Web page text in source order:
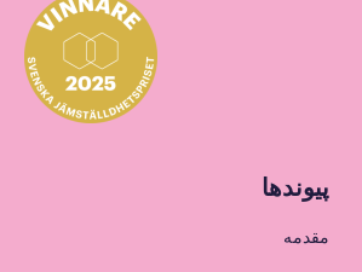
پیوندها
مقدمه